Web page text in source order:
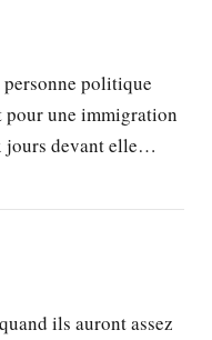
personne politique
pour une immigration
jours devant elle…
ils auront assez